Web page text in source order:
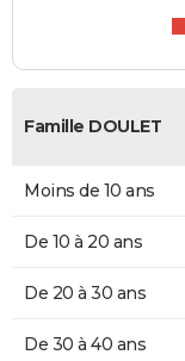
Famille DOULET
Moins de 10 ans
De 10 à 20 ans
De 20 à 30 ans
De 30 à 40 ans